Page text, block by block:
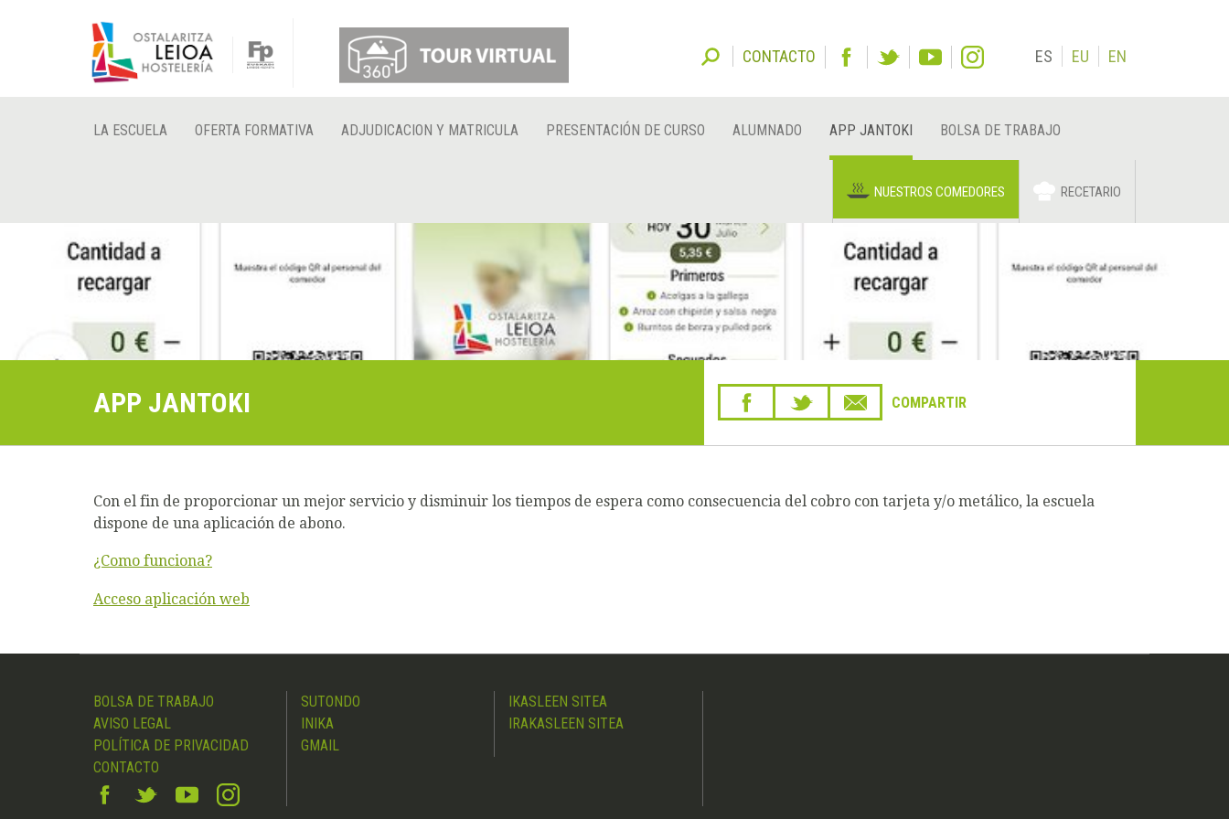
CONTACTO ES EU EN
LA ESCUELA OFERTA FORMATIVA ADJUDICACION Y MATRICULA PRESENTACIÓN DE CURSO ALUMNADO APP JANTOKI BOLSA DE TRABAJO
NUESTROS COMEDORES RECETARIO
APP JANTOKI COMPARTIR
Con el fin de proporcionar un mejor servicio y disminuir los tiempos de espera como consecuencia del cobro con tarjeta y/o metálico, la escuela
dispone de una aplicación de abono.
¿Como funciona?
Acceso aplicación web
BOLSA DE TRABAJO
AVISO LEGAL
POLÍTICA DE PRIVACIDAD
CONTACTO
SUTONDO
INIKA
GMAIL
IKASLEEN SITEA
IRAKASLEEN SITEA